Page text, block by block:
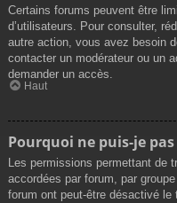
Certains forums peuvent être
d’utilisateurs. Pour consulter,
autre action, vous avez besoin
contacter un modérateur ou un
demander un accès.
Haut
Pourquoi ne puis-je
Les permissions permettant de
accordées par forum, par
forum ont peut-être désactivé